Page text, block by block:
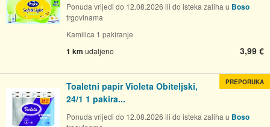
Ponuda vrijedi do 12.08.2026 ili do isteka zaliha u Boso
trgovinama
Kamilica 1 pakiranje
1 km udaljeno 3,99 €
Toaletni papir Violeta Obiteljski,
24/1 1 pakira...
Ponuda vrijedi do 12.08.2026 ili do isteka zaliha u Boso
PREPORUKA